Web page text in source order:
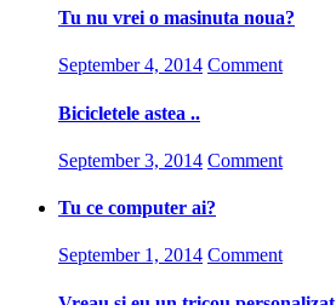
Tu nu vrei o masinuta noua?
September 4, 2014 Comment
Bicicletele astea ..
September 3, 2014 Comment
Tu ce computer ai?
September 1, 2014 Comment